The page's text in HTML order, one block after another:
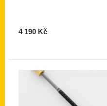
4 190 Kč